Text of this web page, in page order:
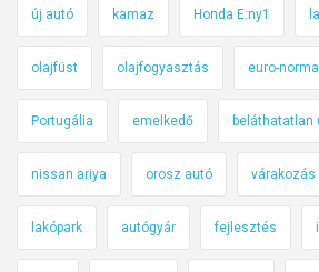
új autó kamaz Honda E:ny1 la
olajfüst olajfogyasztás euro-norma
Portugália emelkedő
nissan ariya orosz autó várakozás
lakópark autógyár fejlesztés